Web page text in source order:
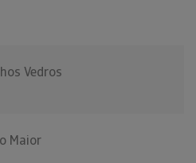
Vedros
Maior